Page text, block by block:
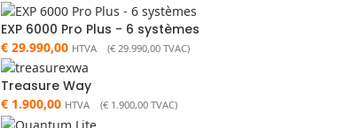
EXP 6000 Pro Plus - 6 systèmes
€29.990,00 HTVA (€29.990,00TVAC)
Treasure Way
€1.900,00 HTVA (€1.900,00TVAC)